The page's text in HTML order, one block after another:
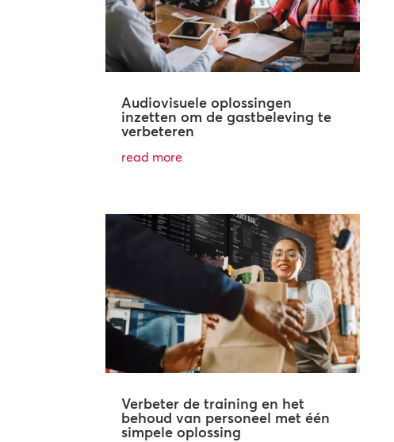
Audiovisuele oplossingen
inzetten om de gastbeleving te
verbeteren
read more
Verbeter de training en het
behoud van personeel met één
simpele oplossing